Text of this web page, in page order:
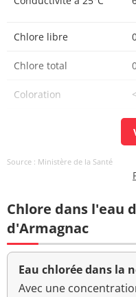
Chlore libre
Chlore total
Coloration
Bact. aér. revivifiables
à 22°-68h
Bact. aér. revivifiables
à 36°-44h
Source : Ministère de la Santé
Chlore dans l'eau
d'Armagnac
Eau chlorée dans la
Avec une